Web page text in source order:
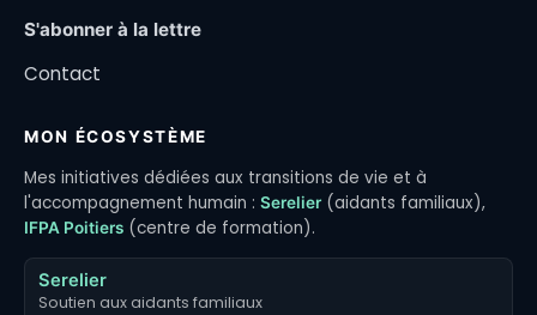
S'abonner à la lettre
Contact
MON ÉCOSYSTÈME
Mes initiatives dédiées aux transitions de vie et à
l'accompagnement humain : Serelier (aidants familiaux),
IFPA Poitiers (centre de formation).
Serelier
Soutien aux aidants familiaux